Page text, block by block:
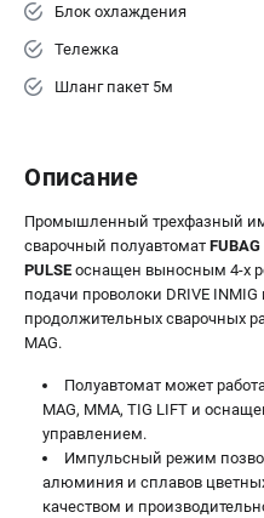
Блок охлаждения
Тележка
Шланг пакет 5м
Описание
Промышленный трехфазный
сварочный полуавтомат FUBAG
PULSE оснащен выносным 4-х
подачи проволоки DRIVE INMIG
продолжительных сварочных
MAG.
Полуавтомат может
MAG, MMA, TIG LIFT и
управлением.
Импульсный режим
алюминия и сплавов
качеством и